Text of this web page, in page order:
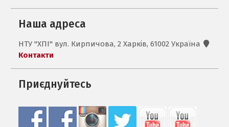
Наша адреса
НТУ "ХПІ" вул. Кирпичова, 2 Харків, 61002 Україна
Контакти
Приєднуйтесь